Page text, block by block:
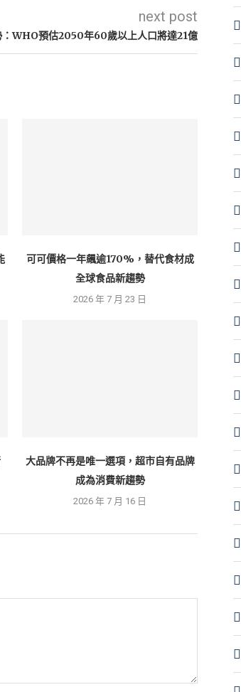
next post
：WHO預估2050年60歲以上人口將達21億
可可價格一年飆逾170%，替代食材成
全球食品新趨勢
2026 年 7 月 23 日
大品牌不再是唯一選項，超市自有品牌
成為消費新趨勢
2026 年 7 月 16 日